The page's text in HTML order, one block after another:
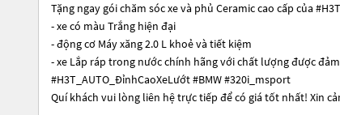
Tặng ngay gói chăm sóc xe và phủ Ceramic cao cấp của
- xe có màu Trắng hiện đại
- động cơ Máy xăng 2.0 L khoẻ và tiết kiệm
- xe Lắp ráp trong nước chính hãng với chất lượng được
#H3T_AUTO_ĐỉnhCaoXeLướt #BMW #320i_msport
Quí khách vui lòng liên hệ trực tiếp để có giá tốt nhất! Xin